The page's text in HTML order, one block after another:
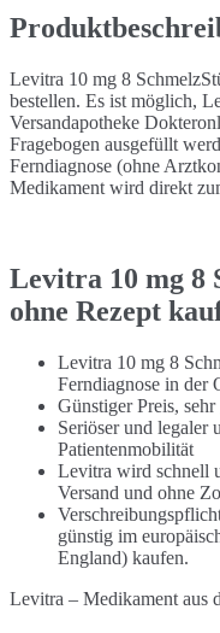
Levitra 10 mg 8
bestellen. Es ist möglich,
Versandapotheke
Fragebogen ausgefüllt
Ferndiagnose (ohne
Medikament wird direkt
Levitra 10 mg 8
ohne Rezept
Levitra 10 mg 8
Ferndiagnose in der
Günstiger Preis,
Seriöser und
Patientenmobilität
Levitra wird schnell
Versand und ohne
günstig im
England) kaufen.
Levitra – Medikament aus